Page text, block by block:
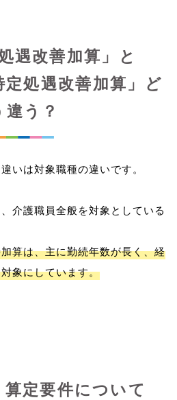
遇改善加算」と
定処遇改善加算」ど
違う？
いは対象職種の違いです。
介護職員全般を対象としている
算は、主に勤続年数が長く、経
象にしています。
算定要件について